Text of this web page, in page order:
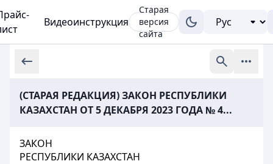
Видеоинструкция
Старая
версия
сайта
(СТАРАЯ РЕДАКЦИЯ) ЗАКОН РЕСПУБЛИКИ
КАЗАХСТАН ОТ 5 ДЕКАБРЯ 2023 ГОДА № 4...
ЗАКОН
РЕСПУБЛИКИ КАЗАХСТАН